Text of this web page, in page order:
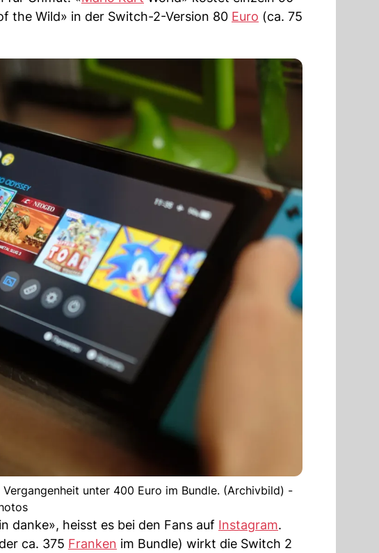
the Wild» in der Switch-2-Version 80 Euro (ca. 75
unter 400 Euro im Bundle. (Archivbild) -
danke», heisst es bei den Fans auf Instagram.
ca. 375 Franken im Bundle) wirkt die Switch 2